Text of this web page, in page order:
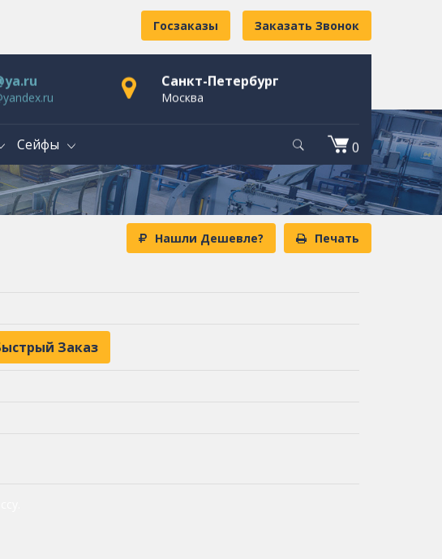
Заказать Звонок
Госзаказы
Санкт-Петербург
Москва
Сейфы 0
Печать
Нашли Дешевле?
Заказ